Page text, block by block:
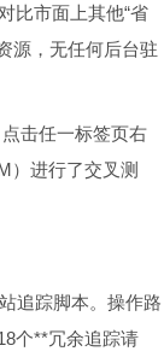
比市面上其他“省
源，无任何后台驻
击任一标签页右
）进行了交叉测
追踪脚本。操作路
个**冗余追踪请